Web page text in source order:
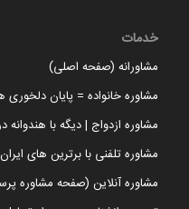
خدمات
مشاورانه (صفحه اصلی)
مشاوره خانواده = پایان
مشاوره ازدواج | دیگه با هندوانه
مشاوره تلفنی با برترین های ایران
مشاوره آنلاین (صفحه مشاوره